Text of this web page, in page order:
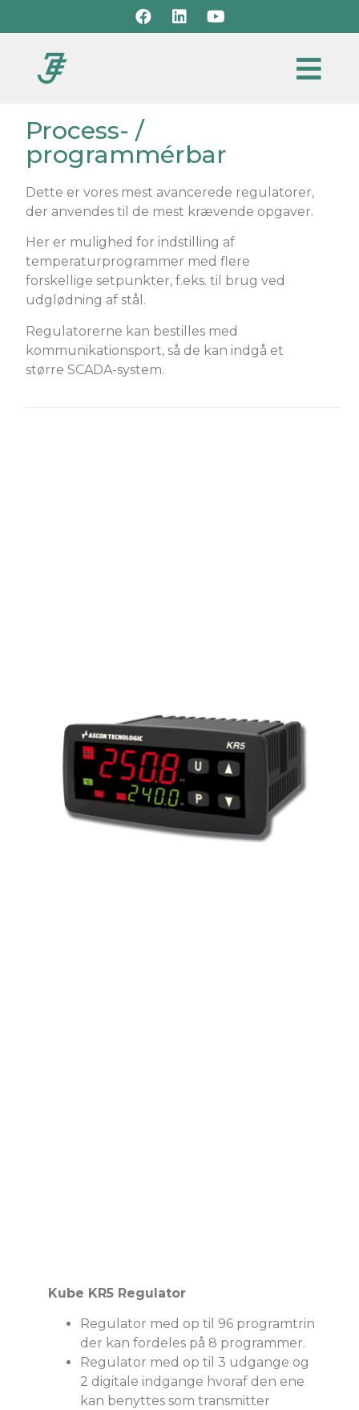
Process- /
programmérbar
Dette er vores mest avancerede regulatorer,
der anvendes til de mest krævende opgaver.
Her er mulighed for indstilling af
temperaturprogrammer med flere
forskellige setpunkter, f.eks. til brug ved
udglødning af stål.
Regulatorerne kan bestilles med
kommunikationsport, så de kan indgå et
større SCADA-system.
Kube KR5 Regulator
Regulator med op til 96 programtrin
der kan fordeles på 8 programmer.
Regulator med op til 3 udgange og
2 digitale indgange hvoraf den ene
kan benyttes som transmitter